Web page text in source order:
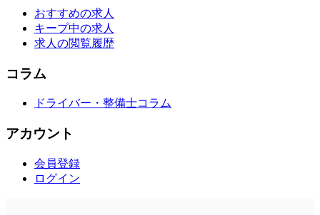
おすすめの求人
キープ中の求人
求人の閲覧履歴
コラム
ドライバー・整備士コラム
アカウント
会員登録
ログイン